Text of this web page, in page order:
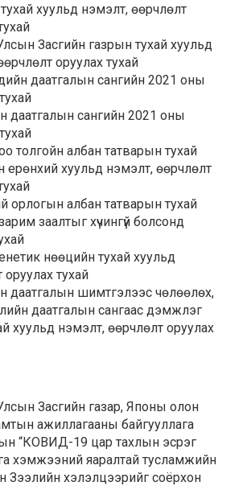
хуульд нэмэлт, өөрчлөлт
Засгийн газрын тухай хуульд
оруулах тухай
даатгалын сангийн 2021 оны
даатгалын сангийн 2021 оны
толгойн албан татварын тухай
ерөнхий хуульд нэмэлт, өөрчлөлт
орлогын албан татварын тухай
заалтыг хүчингүй болсонд
нөөцийн тухай хуульд
оруулах тухай
даатгалын шимтгэлээс чөлөөлөх,
даатгалын сангаас дэмжлэг
хуульд нэмэлт, өөрчлөлт оруулах
Засгийн газар, Японы олон
ажиллагааны байгууллага
“КОВИД-19 цар тахлын эсрэг
хэмжээний яаралтай тусламжийн
Зээлийн хэлэлцээрийг соёрхон